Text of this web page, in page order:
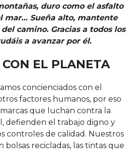
duro como el asfalto
mar… Sueña alto, mantente
camino. Gracias a todos los
a avanzar por él.
EL PLANETA
concienciados con el
factores humanos, por eso
que luchan contra la
defienden el trabajo digno y
controles de calidad. Nuestros
bolsas recicladas, las tintas que